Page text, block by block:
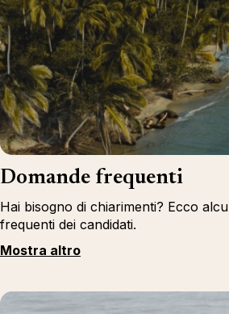
Domande frequenti
Hai bisogno di chiarimenti? Ecco
frequenti dei candidati.
Mostra altro